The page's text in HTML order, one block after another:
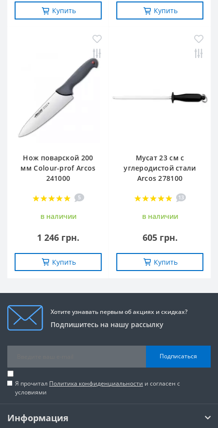
Купить Купить
Нож поварской 200
мм Сolour-prof Arcos
241000
5
в наличии
1 246 грн.
Купить
Мусат 23 см с
углеродистой стали
Arcos 278100
13
в наличии
605 грн.
Купить
Хотите узнавать первым об акциях и скидках?
Подпишитесь на нашу рассылку
Подписаться
Я прочитал Политика конфиденциальности и согласен с
условиями
Информация